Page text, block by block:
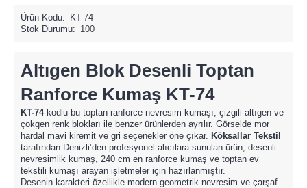
Ürün Kodu:
KT-74
Stok Durumu: 100
Altıgen Blok Desenli Toptan
Ranforce Kumaş KT-74
KT-74kodlu bu toptan ranforce nevresim kumaşı, çizgili altıgen ve
çokgen renk blokları ile benzer ürünlerden ayrılır. Görselde mor
hardal mavi kiremit ve gri seçenekler öne çıkar. Köksallar Tekstil
tarafından Denizli’den profesyonel alıcılara sunulan ürün; desenli
nevresimlik kumaş, 240 cm en ranforce kumaş ve toptan ev
tekstili kumaşı arayan işletmeler için hazırlanmıştır.
Desenin karakteri özellikle modern geometrik nevresim ve çarşaf